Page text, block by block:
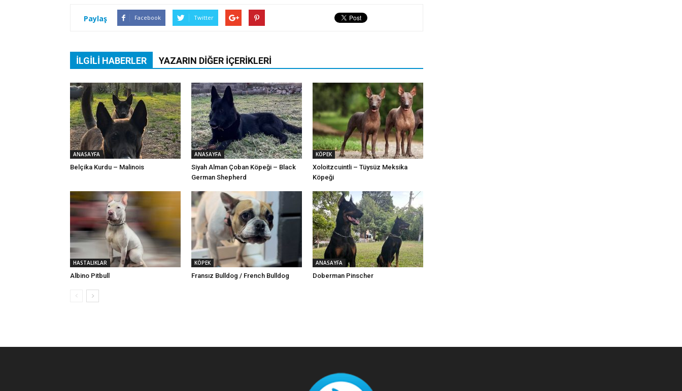
Paylaş Facebook Twitter
İLGILI HABERLER YAZARIN DIĞER İÇERIKLERI
ANASAYFA
Belçika Kurdu – Malinois
ANASAYFA
Siyah Alman Çoban Köpeği – Black
German Shepherd
KÖPEK
Xoloitzcuintli – Tüysüz Meksika
Köpeği
HASTALIKLAR
Albino Pitbull
KÖPEK
Fransız Bulldog / French Bulldog
ANASAYFA
Doberman Pinscher